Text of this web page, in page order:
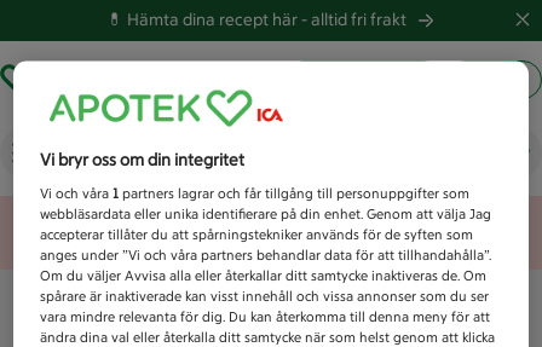
💊 Hämta dina recept här -alltid fri frakt
Vad letar du efter idag?
Unknown error
Vi bryr oss om din integritet
Vi och våra1 partners lagrar och får tillgång till personuppgifter som
webbläsardata eller unika identifierare på din enhet. Genom att välja Jag
accepterar tillåter du att spårningstekniker används för de syften som
anges under ”Vi och våra partners behandlar data för att tillhandahålla”.
Om du väljer Avvisa alla eller återkallar ditt samtycke inaktiveras de. Om
spårare är inaktiverade kan visst innehåll och vissa annonser som du ser
vara mindre relevanta för dig. Du kan återkomma till denna meny för att
ändra dina val eller återkalla ditt samtycke när som helst genom att klicka